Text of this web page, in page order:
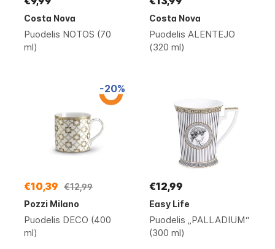
Costa Nova
Puodelis NOTOS (70
ml)
Costa Nova
Puodelis ALENTEJO
(320 ml)
-20%
€10,39 €12,99
Pozzi Milano
Puodelis DECO (400
ml)
€12,99
Easy Life
Puodelis „PALLADIUM“
(300 ml)